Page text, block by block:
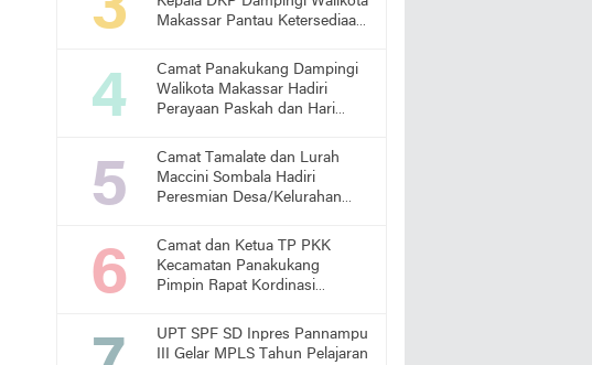
Makassar Pantau Ketersediaan
Camat Panakukang Dampingi
Walikota Makassar Hadiri
Perayaan Paskah dan Hari
Camat Tamalate dan Lurah
Maccini Sombala Hadiri
Peresmian Desa/Kelurahan
Camat dan Ketua TP PKK
Kecamatan Panakukang
Pimpin Rapat Kordinasi
Stunting
UPT SPF SD Inpres Pannampu
III Gelar MPLS Tahun Pelajaran